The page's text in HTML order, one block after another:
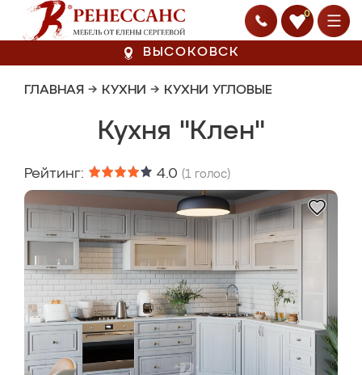
0
ВЫСОКОВСК
ГЛАВНАЯ → КУХНИ → КУХНИ УГЛОВЫЕ
Кухня "Клен"
Рейтинг: 4.0 (1 голос)